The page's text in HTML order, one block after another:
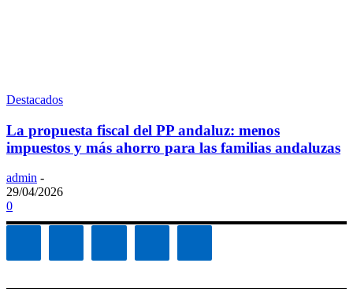
Destacados
La propuesta fiscal del PP andaluz: menos
impuestos y más ahorro para las familias andaluzas
admin -
29/04/2026
0